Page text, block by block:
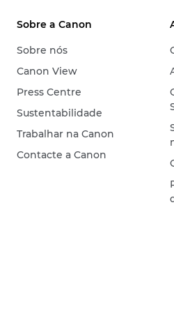
Sobre a Canon
Sobre nós
Canon View
Press Centre
Sustentabilidade
Trabalhar na Canon
Contacte a Canon